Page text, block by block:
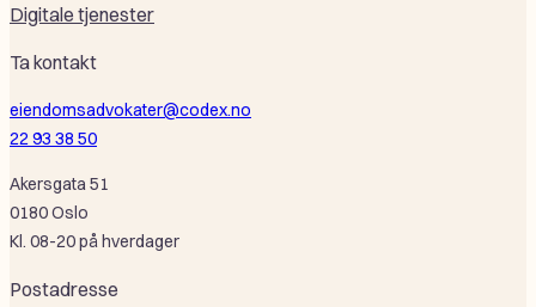
Ta kontakt
eiendomsadvokater@codex.no
22 93 38 50
Akersgata 51
0180 Oslo
Kl. 08-20 på hverdager
Postadresse
Digitale tjenester